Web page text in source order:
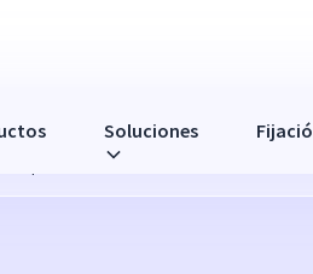
Soluciones
supervisión de la actividad de los